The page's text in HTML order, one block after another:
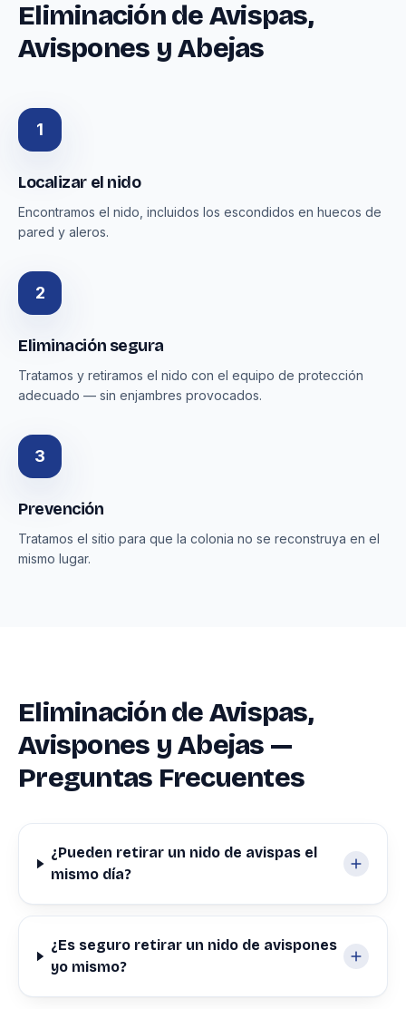
Eliminación de Avispas,
Avispones y Abejas
1
Localizar el nido
Encontramos el nido, incluidos los escondidos en huecos de
pared y aleros.
2
Eliminación segura
Tratamos y retiramos el nido con el equipo de protección
adecuado — sin enjambres provocados.
3
Prevención
Tratamos el sitio para que la colonia no se reconstruya en el
mismo lugar.
Eliminación de Avispas,
Avispones y Abejas —
Preguntas Frecuentes
¿Pueden retirar un nido de avispas el
mismo día?
¿Es seguro retirar un nido de avispones
yo mismo?